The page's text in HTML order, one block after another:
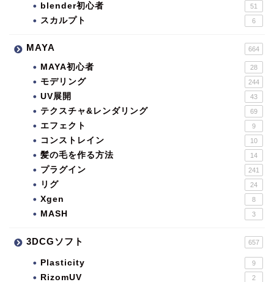
blender初心者 51
スカルプト 6
MAYA 664
MAYA初心者 28
モデリング 244
UV展開 43
テクスチャ&レンダリング 69
エフェクト 9
コンストレイン 10
髪の毛を作る方法 14
プラグイン 241
リグ 24
Xgen 8
MASH 3
3DCGソフト 657
Plasticity 9
RizomUV 2